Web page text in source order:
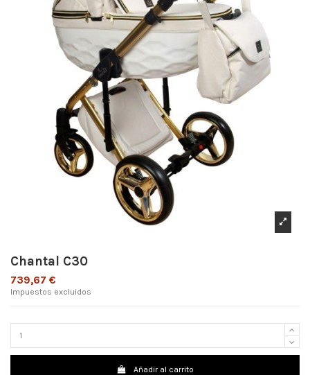
Chantal C30
739,67 €
Impuestos excluidos
Añadir al carrito